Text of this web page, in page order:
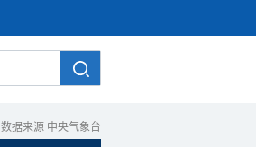
数据来源 中央气象台